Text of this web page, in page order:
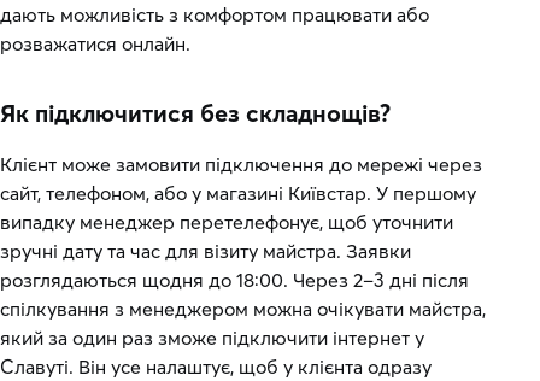
дають можливість з комфортом працювати або
розважатися онлайн.
Як підключитися без складнощів?
Клієнт може замовити підключення до мережі через
сайт, телефоном, або у магазині Київстар. У першому
випадку менеджер перетелефонує, щоб уточнити
зручні дату та час для візиту майстра. Заявки
розглядаються щодня до 18:00. Через 2–3 дні після
спілкування з менеджером можна очікувати майстра,
який за один раз зможе підключити інтернет у
Славуті. Він усе налаштує, щоб у клієнта одразу